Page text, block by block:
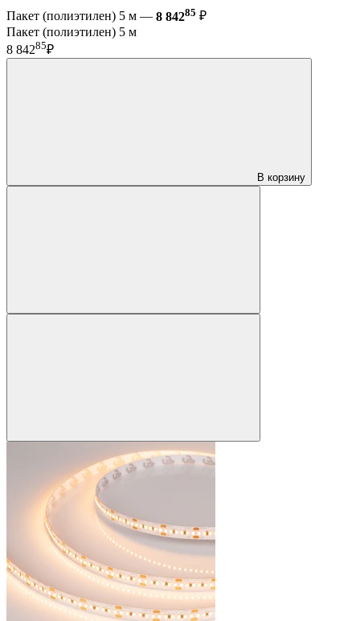
Пакет (полиэтилен) 5 м — 8 84285 ₽
Пакет (полиэтилен) 5 м
8 84285₽
В корзину